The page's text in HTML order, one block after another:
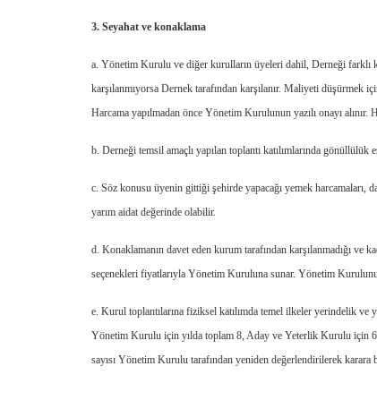
3. Seyahat ve konaklama
a. Yönetim Kurulu ve diğer kurulların üyeleri dahil, Derneği farklı
karşılanmıyorsa Dernek tarafından karşılanır. Maliyeti düşürmek
Harcama yapılmadan önce Yönetim Kurulunun yazılı onayı alınır.
b. Derneği temsil amaçlı yapılan toplantı katılımlarında gönüllülük
c. Söz konusu üyenin gittiği şehirde yapacağı yemek harcamaları,
yarım aidat değerinde olabilir.
d. Konaklamanın davet eden kurum tarafından karşılanmadığı ve
seçenekleri fiyatlarıyla Yönetim Kuruluna sunar. Yönetim
e. Kurul toplantılarına fiziksel katılımda temel ilkeler yerindelik
Yönetim Kurulu için yılda toplam 8, Aday ve Yeterlik Kurulu için
sayısı Yönetim Kurulu tarafından yeniden değerlendirilerek karara